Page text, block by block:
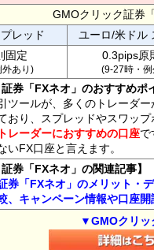
GMOクリック証券
レッド
ユーロ/米ドル
固定
あり)
0.3pips原
(9-27時・
証券「FXネオ」のおすすめポ
ツールが、多くのトレーダ
おり、スプレッドやスワッ
レーダーにおすすめの口座で
いFX口座と言えます。
券「FXネオ」の関連記事】
券「FXネオ」のメリット・
、キャンペーン情報や口座
▼GMOクリッ